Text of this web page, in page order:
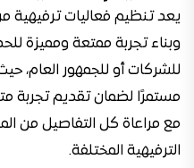
يعد تنظيم فعاليات ترفيهية
وبناء تجربة ممتعة ومميزة
للشركات أو للجمهور العام،
مستمرًا لضمان تقديم تجربة
مع مراعاة كل التفاصيل من
الترفيهية المختلفة.